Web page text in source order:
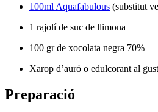
100ml Aquafabulous (substitut
1 rajolí de suc de llimona
100 gr de xocolata negra 70%
Xarop d’auró o edulcorant al gust
Preparació